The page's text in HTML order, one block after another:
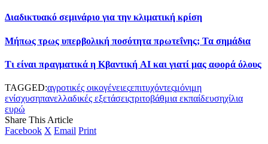
Διαδικτυακό σεμινάριο για την κλιματική κρίση
Μήπως τρως υπερβολική ποσότητα πρωτεΐνης; Τα σημάδια
Τι είναι πραγματικά η Κβαντική AI και γιατί μας αφορά όλους
TAGGED:αγροτικές οικογένειεςεπιτυχόντεςμόνιμη
ενίσχυσηπανελλαδικές εξετάσειςτριτοβάθμια εκπαίδευσηχίλια
ευρώ
Share This Article
Facebook X Email Print